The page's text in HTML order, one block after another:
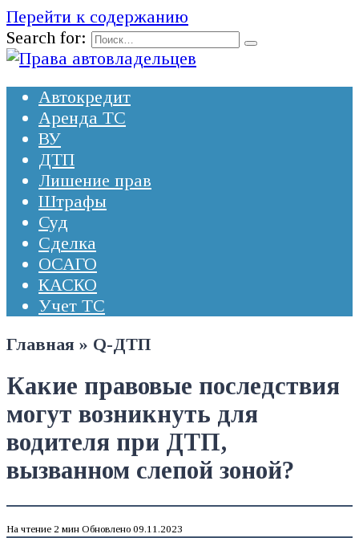
Перейти к содержанию
Search for:
Автокредит
Аренда ТС
ВУ
ДТП
Лишение прав
Штрафы
Суд
Сделка
ОСАГО
КАСКО
Учет ТС
Главная » Q-ДТП
Какие правовые последствия
могут возникнуть для
водителя при ДТП,
вызванном слепой зоной?
На чтение 2 мин Обновлено 09.11.2023